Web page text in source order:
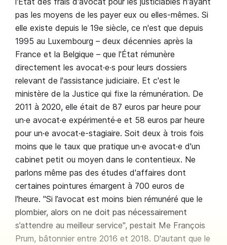
pas les moyens de les payer eux ou elles-mêmes. Si
elle existe depuis le 19e siècle, ce n'est que depuis
1995 au Luxembourg – deux décennies après la
France et la Belgique – que l'État rémunère
directement les avocat·e·s pour leurs dossiers
relevant de l'assistance judiciaire. Et c'est le
ministère de la Justice qui fixe la rémunération. De
2011 à 2020, elle était de 87 euros par heure pour
un·e avocat·e expérimenté·e et 58 euros par heure
pour un·e avocat·e-stagiaire. Soit deux à trois fois
moins que le taux que pratique un·e avocat·e d'un
cabinet petit ou moyen dans le contentieux. Ne
parlons même pas des études d'affaires dont
certaines pointures émargent à 700 euros de
l'heure. "Si l’avocat est moins bien rémunéré que le
plombier, alors on ne doit pas nécessairement
s’attendre au meilleur service", pestait Me François
Prum, bâtonnier entre 2016 et 2018. D'autant que le